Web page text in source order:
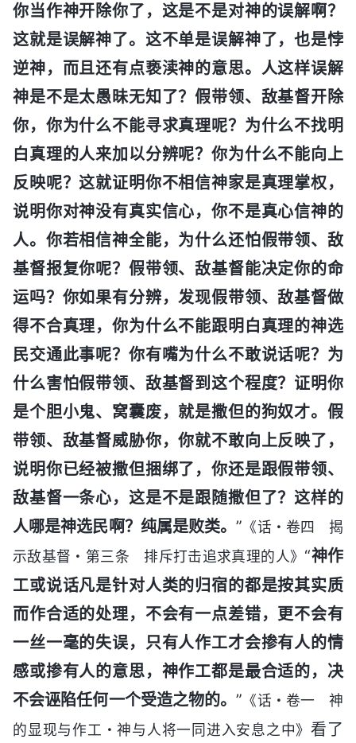
你当作神开除你了，这是不是对神的误解啊？
这就是误解神了。这不单是误解神了，也是悖
逆神，而且还有点亵渎神的意思。人这样误解
神是不是太愚昧无知了？假带领、敌基督开除
你，你为什么不能寻求真理呢？为什么不找明
白真理的人来加以分辨呢？你为什么不能向上
反映呢？这就证明你不相信神家是真理掌权，
说明你对神没有真实信心，你不是真心信神的
人。你若相信神全能，为什么还怕假带领、敌
基督报复你呢？假带领、敌基督能决定你的命
运吗？你如果有分辨，发现假带领、敌基督做
得不合真理，你为什么不能跟明白真理的神选
民交通此事呢？你有嘴为什么不敢说话呢？为
什么害怕假带领、敌基督到这个程度？证明你
是个胆小鬼、窝囊废，就是撒但的狗奴才。假
带领、敌基督威胁你，你就不敢向上反映了，
说明你已经被撒但捆绑了，你还是跟假带领、
敌基督一条心，这是不是跟随撒但了？这样的
人哪是神选民啊？纯属是败类。” 《话・卷四 揭
示敌基督・第三条 排斥打击追求真理的人》 “神作
工或说话凡是针对人类的归宿的都是按其实质
而作合适的处理，不会有一点差错，更不会有
一丝一毫的失误，只有人作工才会掺有人的情
感或掺有人的意思，神作工都是最合适的，决
不会诬陷任何一个受造之物的。” 《话・卷一 神
的显现与作工・神与人将一同进入安息之中》看了